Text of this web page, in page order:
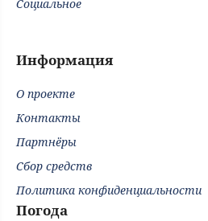
Социальное
Информация
О проекте
Контакты
Партнёры
Сбор средств
Политика конфиденциальности
Погода